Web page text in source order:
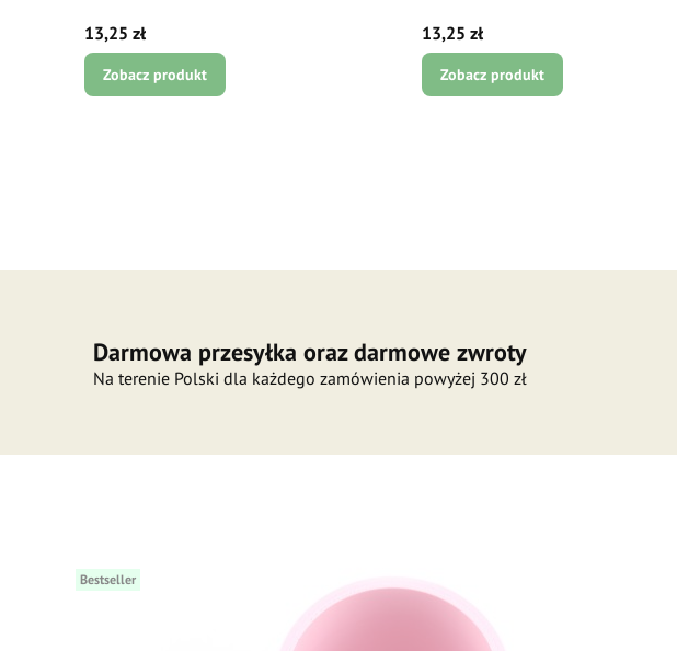
Cena
13,25 zł
Zobacz produkt
Cena
13,25 zł
Zobacz produkt
Darmowa przesyłka oraz darmowe zwroty
Na terenie Polski dla każdego zamówienia powyżej 300 zł
Bestseller